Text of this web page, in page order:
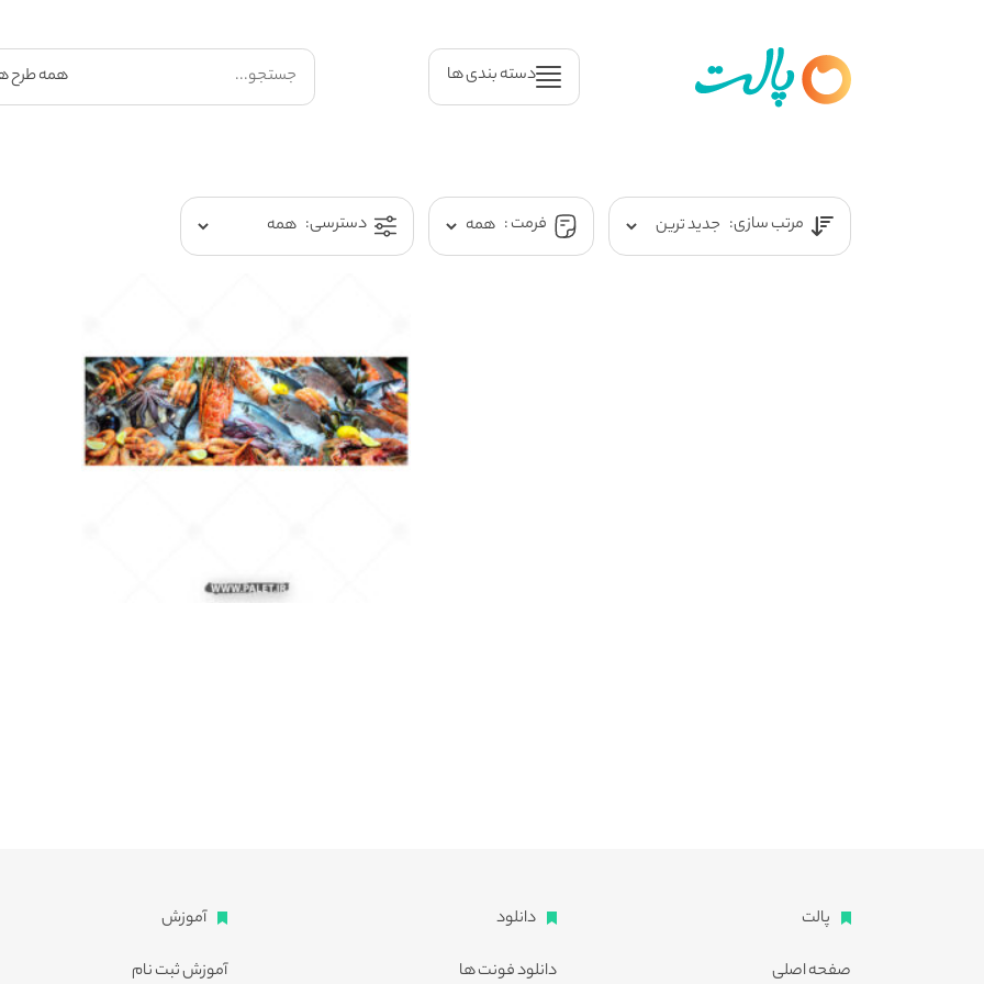
دسته بندی ها
مرتب سازی: فرمت : دسترسی:
پالت
صفحه اصلی
دانلود
دانلود فونت ها
آموزش
آموزش ثبت نام